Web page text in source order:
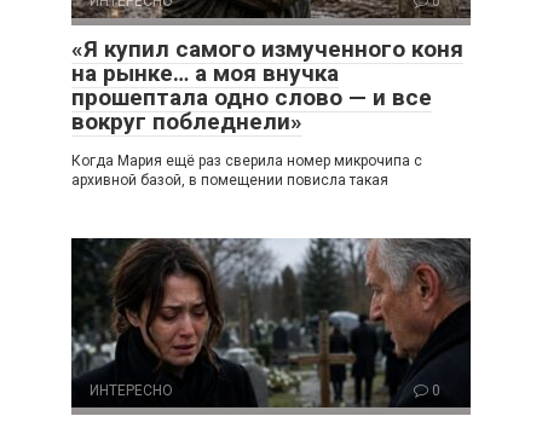
«Я купил самого измученного коня
на рынке… а моя внучка
прошептала одно слово — и все
вокруг побледнели»
Когда Мария ещё раз сверила номер микрочипа с
архивной базой, в помещении повисла такая
ИНТЕРЕСНО 0